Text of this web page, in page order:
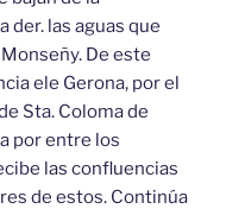
der. las aguas que
De este
ele Gerona, por el
Sta. Coloma de
por entre los
las confluencias
de estos. Continúa